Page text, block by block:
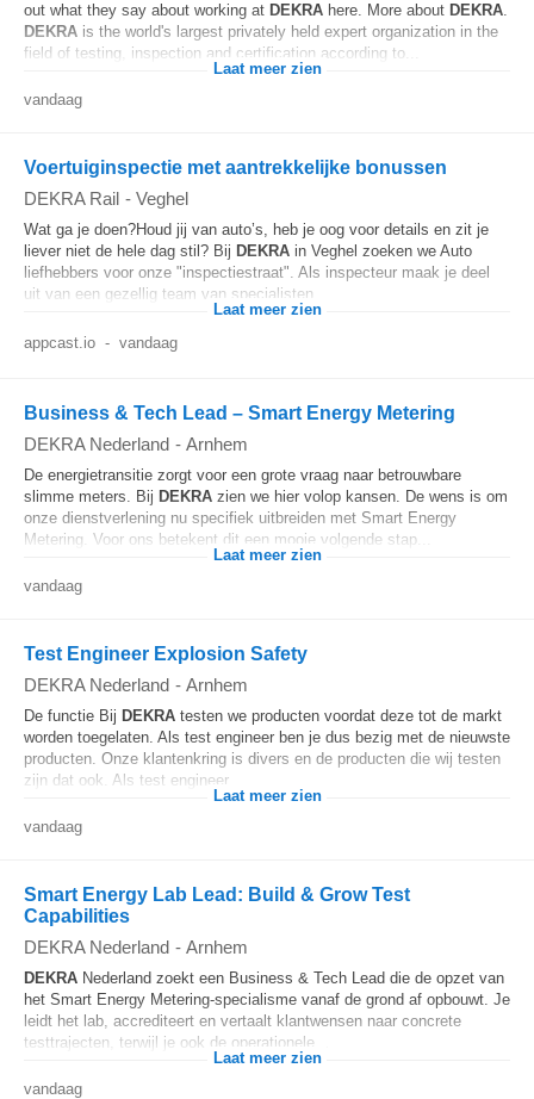
out what they say about working at DEKRA here. More about DEKRA.
DEKRA is the world's largest privately held expert organization in the
field of testing, inspection and certification according to...
Laat meer zien
vandaag
Voertuiginspectie met aantrekkelijke bonussen
DEKRA Rail - Veghel
Wat ga je doen?Houd jij van auto’s, heb je oog voor details en zit je
liever niet de hele dag stil? Bij DEKRA in Veghel zoeken we Auto
liefhebbers voor onze "inspectiestraat". Als inspecteur maak je deel
uit van een gezellig team van specialisten...
Laat meer zien
appcast.io - vandaag
Business & Tech Lead – Smart Energy Metering
DEKRA Nederland - Arnhem
De energietransitie zorgt voor een grote vraag naar betrouwbare
slimme meters. Bij DEKRA zien we hier volop kansen. De wens is om
onze dienstverlening nu specifiek uitbreiden met Smart Energy
Metering. Voor ons betekent dit een mooie volgende stap...
Laat meer zien
vandaag
Test Engineer Explosion Safety
DEKRA Nederland - Arnhem
De functie Bij DEKRA testen we producten voordat deze tot de markt
worden toegelaten. Als test engineer ben je dus bezig met de nieuwste
producten. Onze klantenkring is divers en de producten die wij testen
zijn dat ook. Als test engineer...
Laat meer zien
vandaag
Smart Energy Lab Lead: Build & Grow Test
Capabilities
DEKRA Nederland - Arnhem
DEKRA Nederland zoekt een Business & Tech Lead die de opzet van
het Smart Energy Metering-specialisme vanaf de grond af opbouwt. Je
leidt het lab, accrediteert en vertaalt klantwensen naar concrete
testtrajecten, terwijl je ook de operationele...
Laat meer zien
vandaag